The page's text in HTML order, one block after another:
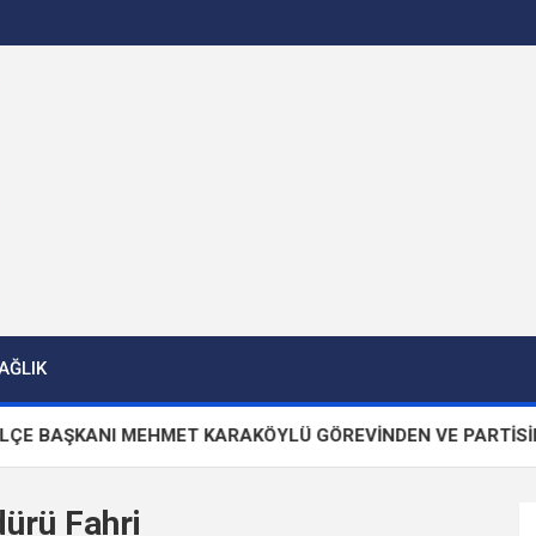
MEHMET KARAKÖYLÜ GÖREVİNDEN VE
Fahri